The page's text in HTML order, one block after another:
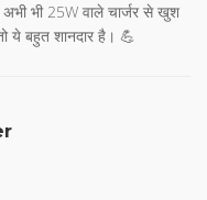
अभी भी 25W वाले चार्जर से खुश
ये बहुत शानदार है। 💪